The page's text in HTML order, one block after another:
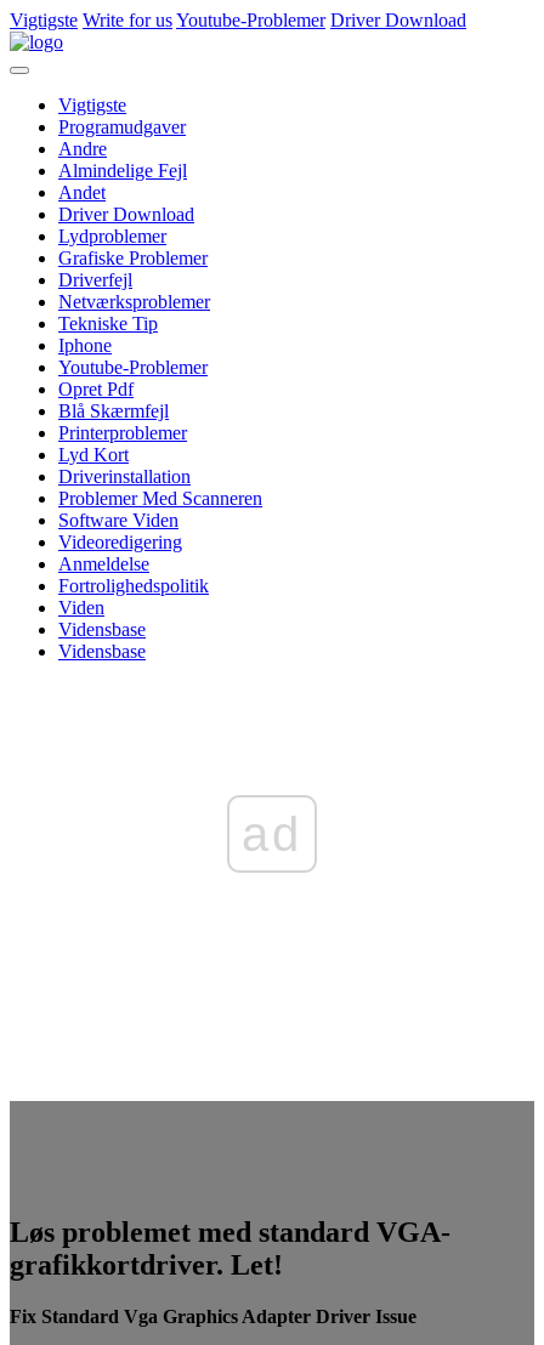
Vigtigste Write for usYoutube-Problemer Driver Download
Vigtigste
Programudgaver
Andre
Almindelige Fejl
Andet
Driver Download
Lydproblemer
Grafiske Problemer
Driverfejl
Netværksproblemer
Tekniske Tip
Iphone
Youtube-Problemer
Opret Pdf
Blå Skærmfejl
Printerproblemer
Lyd Kort
Driverinstallation
Problemer Med Scanneren
Software Viden
Videoredigering
Anmeldelse
Fortrolighedspolitik
Viden
Vidensbase
Vidensbase
ad
Løs problemet med standard VGA-
grafikkortdriver. Let!
Fix Standard Vga Graphics Adapter Driver Issue